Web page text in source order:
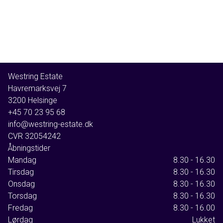
Westring Estate
Havremarksvej 7
3200 Helsinge
+45 70 23 95 68
info@westring-estate.dk
CVR 32054242
Åbningstider
Mandag
8.30 - 16.30
Tirsdag
8.30 - 16.30
Onsdag
8.30 - 16.30
Torsdag
8.30 - 16.30
Fredag
8.30 - 16.00
Lørdag
Lukket